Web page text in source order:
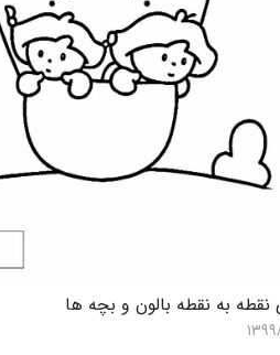
نقطه به نقطه بالون و بچه ها
۰۵